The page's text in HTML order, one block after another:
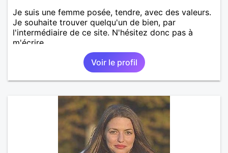
Je suis une femme posée, tendre, avec des valeurs.
Je souhaite trouver quelqu'un de bien, par
l'intermédiaire de ce site. N'hésitez donc pas à
m'écrire.
Voir le profil